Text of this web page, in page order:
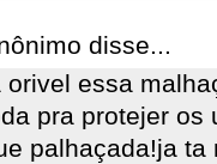
disse...
orivel essa
pra protejer os
palhaçada!ja ta